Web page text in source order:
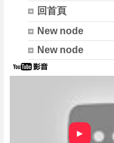
回首頁
New node
New node
►